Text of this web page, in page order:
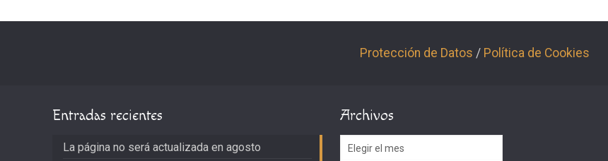
Protección de Datos / Política de Cookies
Entradas recientes
La página no será actualizada en agosto
Archivos
Archivos